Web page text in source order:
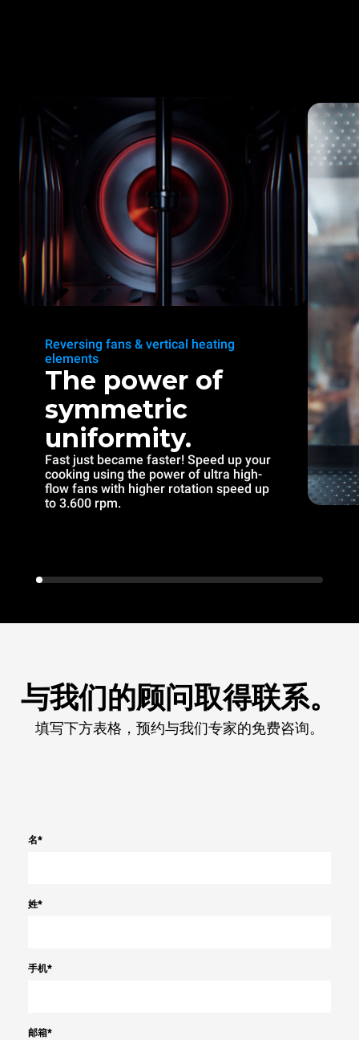
Reversing fans & vertical heating
elements
The power of
symmetric
uniformity.
Fast just became faster! Speed up your
cooking using the power of ultra high-
flow fans with higher rotation speed up
to 3.600 rpm.
与我们的顾问取得联系。
填写下方表格，预约与我们专家的免费咨询。
名*
姓*
手机*
邮箱*